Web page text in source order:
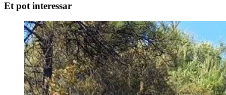
Et pot interessar